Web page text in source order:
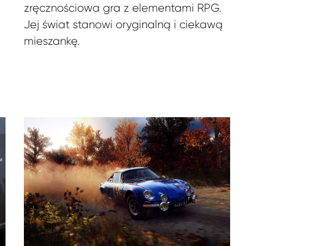
zręcznościowa gra z elementami RPG.
Jej świat stanowi oryginalną i ciekawą
mieszankę.